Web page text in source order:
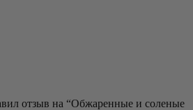
отзыв на “Обжаренные и соленые